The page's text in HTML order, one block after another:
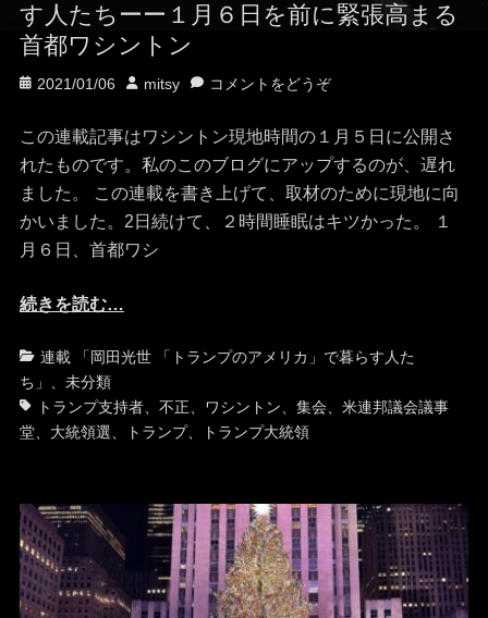
す人たちーー１月６日を前に緊張高まる
首都ワシントン
投
日
2021/01/06
投
者
mitsy コメントをどうぞ
この連載記事はワシントン現地時間の１月５日に公開さ
れたものです。私のこのブログにアップするのが、遅れ
ました。 この連載を書き上げて、取材のために現地に向
かいました。2日続けて、２時間睡眠はキツかった。 １
月６日、首都ワシ
続きを読む…
カ
テ
ゴ
リ
連載 「岡田光世 「トランプのアメリカ」で暮らす人た
ち」
未分類
トランプ支持者、 不正 ワシントン 集会、 米連邦議会議事
堂、 大統領選 トランプ、 トランプ大統領